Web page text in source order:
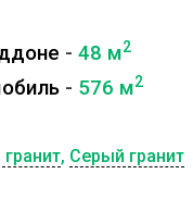
- 48 м2
- 576 м2
, Серый гранит